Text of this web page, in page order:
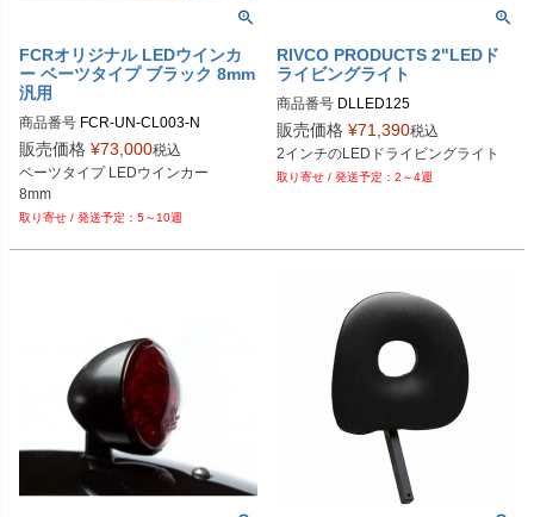
FCRオリジナル LEDウインカ
ー ベーツタイプ ブラック 8mm
汎用
商品番号 FCR-UN-CL003-N
販売価格 ¥73,000税込
ベーツタイプ LEDウインカー
5～10週
RIVCO PRODUCTS 2"LEDド
ライビングライト
商品番号 DLLED125
Drag型番：2001-1161
販売価格 ¥71,390税込
2インチのLEDドライビングライト
2～4週